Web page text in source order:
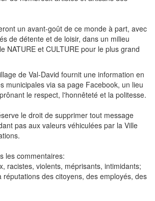
un avant-goût de ce monde à part, avec
de détente et de loisir, dans un milieu
NATURE et CULTURE pour le plus grand
de Val-David fournit une information en
municipales via sa page Facebook, un lieu
le respect, l'honnêteté et la politesse.
le droit de supprimer tout message
pas aux valeurs véhiculées par la Ville
les commentaires:
racistes, violents, méprisants, intimidants;
des citoyens, des employés, des